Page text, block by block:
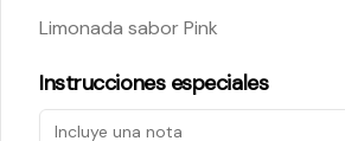
$5.200
Limonada sabor Pink
Instrucciones especiales